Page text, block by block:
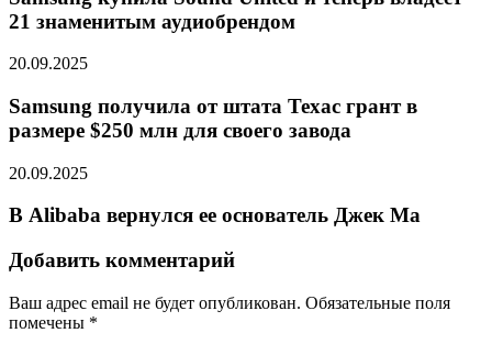
21 знаменитым аудиобрендом
20.09.2025
Samsung получила от штата Техас грант в
размере $250 млн для своего завода
20.09.2025
В Alibaba вернулся ее основатель Джек Ма
Добавить комментарий
Ваш адрес email не будет опубликован. Обязательные поля
помечены *